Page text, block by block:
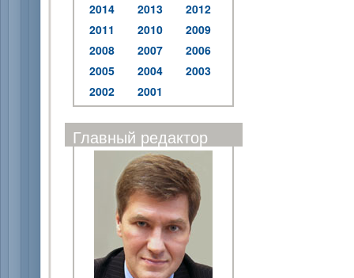
2014
2013
2012
2011
2010
2009
2008
2007
2006
2005
2004
2003
2002
2001
Главный редактор